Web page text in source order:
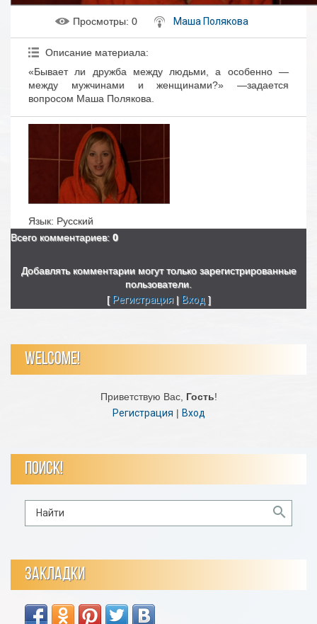
Просмотры: 0 Маша Полякова
Описание материала:
«Бывает ли дружба между людьми, а особенно —
между мужчинами и женщинами?» —задается
вопросом Маша Полякова.
Язык: Русский
Всего комментариев: 0
Добавлять комментарии могут только зарегистрированные
пользователи.
[ Регистрация| Вход ]
WELCOME!
Приветствую Вас, Гость!
Регистрация | Вход
ПОИСК!
ЗАКЛАДКИ